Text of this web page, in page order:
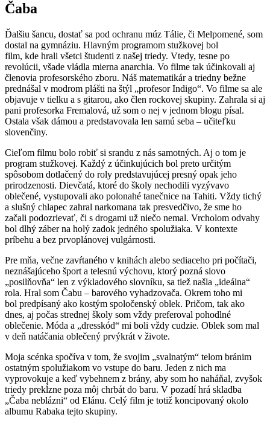
Čaba
Ďalšiu šancu, dostať sa pod ochranu múz Tálie, či Melpomené, som
dostal na gymnáziu. Hlavným programom stužkovej bol
film, kde hrali všetci študenti z našej triedy. Vtedy, tesne po
revolúcii, všade vládla mierna anarchia. Vo filme tak účinkovali aj
členovia profesorského zboru. Náš matematikár a triedny bežne
prednášal v modrom plášti na štýl „profesor Indigo“. Vo filme sa ale
objavuje v tielku a s gitarou, ako člen rockovej skupiny. Zahrala si aj
pani profesorka Fremalová, už som o nej v jednom blogu písal.
Ostala však dámou a predstavovala len samú seba – učiteľku
slovenčiny.
Cieľom filmu bolo robiť si srandu z nás samotných. Aj o tom je
program stužkovej. Každý z účinkujúcich bol preto určitým
spôsobom dotlačený do roly predstavujúcej presný opak jeho
prirodzenosti. Dievčatá, ktoré do školy nechodili vyzývavo
oblečené, vystupovali ako polonahé tanečnice na Tahiti. Vždy tichý
a slušný chlapec zahral narkomana tak presvedčivo, že sme ho
začali podozrievať, či s drogami už niečo nemal. Vrcholom odvahy
bol dlhý záber na holý zadok jedného spolužiaka. V kontexte
príbehu a bez prvoplánovej vulgárnosti.
Pre mňa, večne zavŕtaného v knihách alebo sediaceho pri počítači,
neznášajúceho šport a telesnú výchovu, ktorý pozná slovo
„posilňovňa“ len z výkladového slovníku, sa tiež našla „ideálna“
rola. Hral som Čabu – barového vyhadzovača. Okrem toho mi
bol predpísaný ako kostým spoločenský oblek. Pričom, tak ako
dnes, aj počas strednej školy som vždy preferoval pohodlné
oblečenie. Móda a „dresskód“ mi boli vždy cudzie. Oblek som mal
v deň natáčania oblečený prvýkrát v živote.
Moja scénka spočíva v tom, že svojim „svalnatým“ telom bránim
ostatným spolužiakom vo vstupe do baru. Jeden z nich ma
vyprovokuje a keď vybehnem z brány, aby som ho naháňal, zvyšok
triedy prekĺzne poza môj chrbát do baru. V pozadí hrá skladba
„Čaba neblázni“ od Elánu. Celý film je totiž koncipovaný okolo
albumu Rabaka tejto skupiny.